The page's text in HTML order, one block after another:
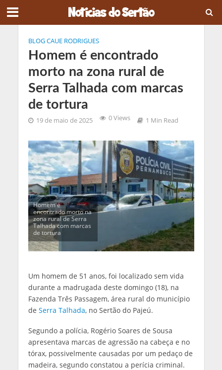
BLOG CAUE RODRIGUES
Homem é encontrado
morto na zona rural de
Serra Talhada com marcas
de tortura
19 de maio de 2025 0 Views 1 Min Read
Homem é
encontrado morto na
zona rural de Serra
Talhada com marcas
de tortura
Um homem de 51 anos, foi localizado sem vida
durante a madrugada deste domingo (18), na
Fazenda Três Passagem, área rural do município
de Serra Talhada, no Sertão do Pajeú.
Segundo a polícia, Rogério Soares de Sousa
apresentava marcas de agressão na cabeça e no
tórax, possivelmente causadas por um pedaço de
madeira, segundo constatou a perícia criminal.